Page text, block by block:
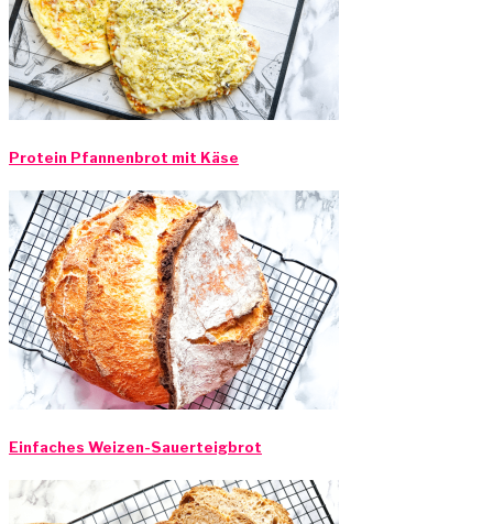
Protein Pfannenbrot mit Käse
Einfaches Weizen-Sauerteigbrot